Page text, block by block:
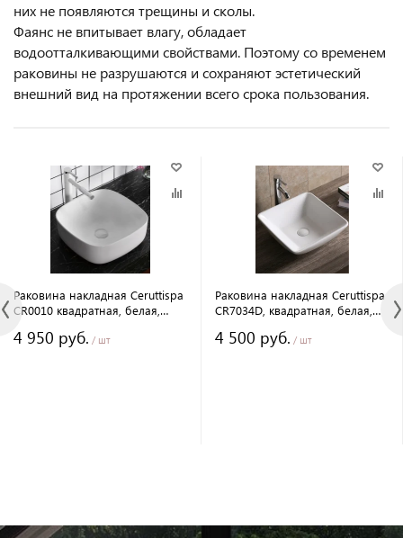
них не появляются трещины и сколы.
Фаянс не впитывает влагу, обладает
водоотталкивающими свойствами. Поэтому со временем
раковины не разрушаются и сохраняют эстетический
внешний вид на протяжении всего срока пользования.
Раковина накладная Ceruttispa
CR0010 квадратная, белая,
4 950 руб. / шт
Раковина накладная Ceruttispa
CR7034D, квадратная, белая,
4 500 руб. / шт